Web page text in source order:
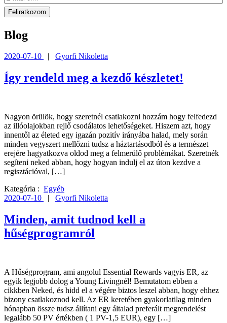
Blog
2020-07-10 | Gyorfi Nikoletta
Így rendeld meg a kezdő készletet!
Nagyon örülök, hogy szeretnél csatlakozni hozzám hogy felfedezd
az illóolajokban rejlő csodálatos lehetőségeket. Hiszem azt, hogy
innentől az életed egy igazán pozitív irányába halad, mely során
minden vegyszert mellőzni tudsz a háztartásodból és a természet
erejére hagyatkozva oldod meg a felmerülő problémákat. Szeretnék
segíteni neked abban, hogy hogyan indulj el az úton kezdve a
regisztációval, […]
Kategória : Egyéb
2020-07-10
| Gyorfi Nikoletta
Minden, amit tudnod kell a
hűségprogramról
A Hűségprogram, ami angolul Essential Rewards vagyis ER, az
egyik legjobb dolog a Young Livingnél! Bemutatom ebben a
cikkben Neked, és hidd el a végére biztos leszel abban, hogy ehhez
bizony csatlakoznod kell. Az ER keretében gyakorlatilag minden
hónapban össze tudsz állítani egy általad preferált megrendelést
legalább 50 PV értékben ( 1 PV-1,5 EUR), egy […]